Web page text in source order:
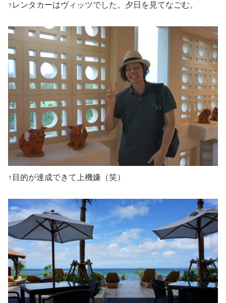
↑レンタカーはヴィッツでした。夕日を見てなごむ。
↑目的が達成できて上機嫌（笑）